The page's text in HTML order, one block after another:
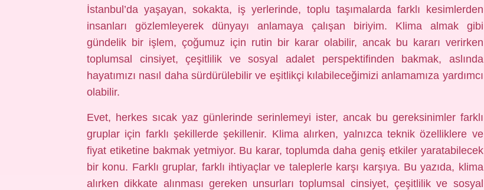
İstanbul’da yaşayan, sokakta, iş yerlerinde, toplu taşımalarda farklı kesimlerden
insanları gözlemleyerek dünyayı anlamaya çalışan biriyim. Klima almak gibi
gündelik bir işlem, çoğumuz için rutin bir karar olabilir, ancak bu kararı verirken
toplumsal cinsiyet, çeşitlilik ve sosyal adalet perspektifinden bakmak, aslında
hayatımızı nasıl daha sürdürülebilir ve eşitlikçi kılabileceğimizi anlamamıza yardımcı
olabilir.
Evet, herkes sıcak yaz günlerinde serinlemeyi ister, ancak bu gereksinimler farklı
gruplar için farklı şekillerde şekillenir. Klima alırken, yalnızca teknik özelliklere ve
fiyat etiketine bakmak yetmiyor. Bu karar, toplumda daha geniş etkiler yaratabilecek
bir konu. Farklı gruplar, farklı ihtiyaçlar ve taleplerle karşı karşıya. Bu yazıda, klima
alırken dikkate alınması gereken unsurları toplumsal cinsiyet, çeşitlilik ve sosyal